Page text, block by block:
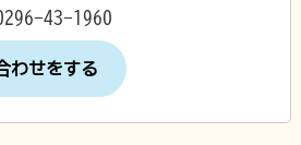
43-1960
わせをする